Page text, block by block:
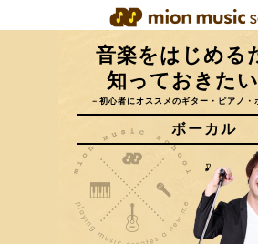
音楽をはじめる
知っておきた
－初心者にオススメのギター・ピアノ・
ボーカル